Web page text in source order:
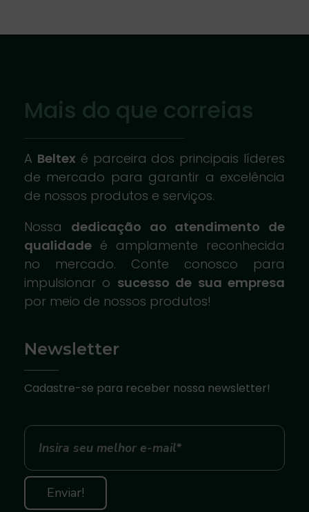
Mais do que correias
A Beltex é parceira dos principais líderes
de mercado para garantir a excelência
de nossos produtos e serviços.
Nossa dedicação ao atendimento de
qualidade é amplamente reconhecida
no mercado. Conte conosco para
impulsionar o sucesso de sua empresa
por meio de nossos produtos!
Newsletter
Cadastre-se para receber nossa newsletter!